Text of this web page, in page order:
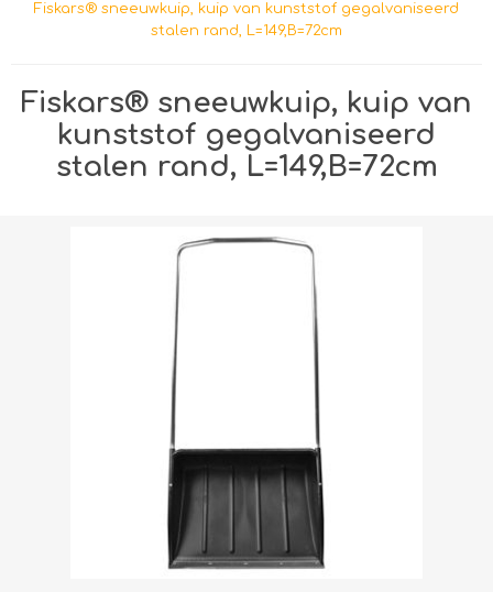
Fiskars® sneeuwkuip, kuip van kunststof gegalvaniseerd
stalen rand, L=149,B=72cm
Fiskars® sneeuwkuip, kuip van
kunststof gegalvaniseerd
stalen rand, L=149,B=72cm